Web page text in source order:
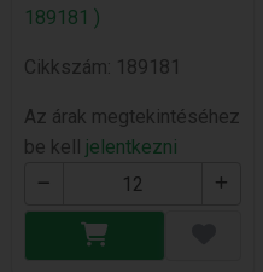
189181 )
Cikkszám: 189181
Az árak megtekintéséhez
be kell jelentkezni